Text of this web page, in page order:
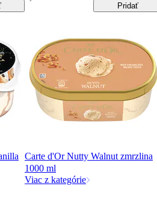
Pridať
Carte d'Or Nutty Walnut zmrzlina
1000 ml
Viac z kategórie